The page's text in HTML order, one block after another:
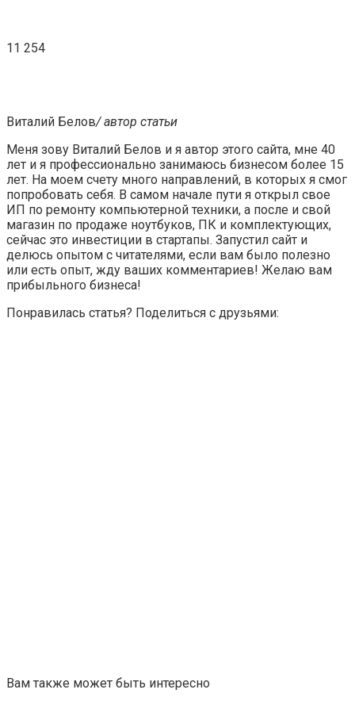
11 254
Виталий Белов/ автор статьи
Меня зову Виталий Белов и я автор этого сайта, мне 40
лет и я профессионально занимаюсь бизнесом более 15
лет. На моем счету много направлений, в которых я смог
попробовать себя. В самом начале пути я открыл свое
ИП по ремонту компьютерной техники, а после и свой
магазин по продаже ноутбуков, ПК и комплектующих,
сейчас это инвестиции в стартапы. Запустил сайт и
делюсь опытом с читателями, если вам было полезно
или есть опыт, жду ваших комментариев! Желаю вам
прибыльного бизнеса!
Понравилась статья? Поделиться с друзьями:
Вам также может быть интересно